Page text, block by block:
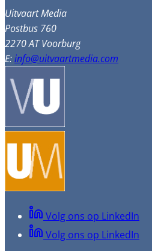
Uitvaart Media
Postbus 760
2270 AT Voorburg
E:info@uitvaartmedia.com
Volg ons op LinkedIn
Volg ons op LinkedIn